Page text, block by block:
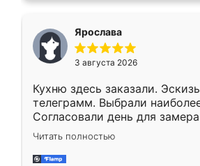
Ярослава
3 августа 2026
Кухню здесь заказали.
телеграмм. Выбрали
Согласовали день для
недели кухня была уже
довольны работой. Спасибо
мебель за качественную
Читать полностью